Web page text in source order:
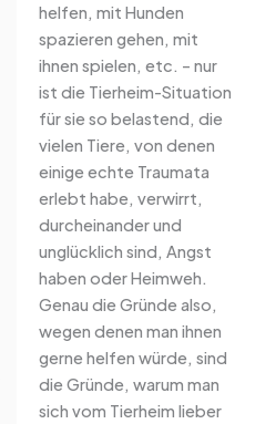
helfen, mit Hunden
spazieren gehen, mit
ihnen spielen, etc. – nur
ist die Tierheim-Situation
für sie so belastend, die
vielen Tiere, von denen
einige echte Traumata
erlebt habe, verwirrt,
durcheinander und
unglücklich sind, Angst
haben oder Heimweh.
Genau die Gründe also,
wegen denen man ihnen
gerne helfen würde, sind
die Gründe, warum man
sich vom Tierheim lieber